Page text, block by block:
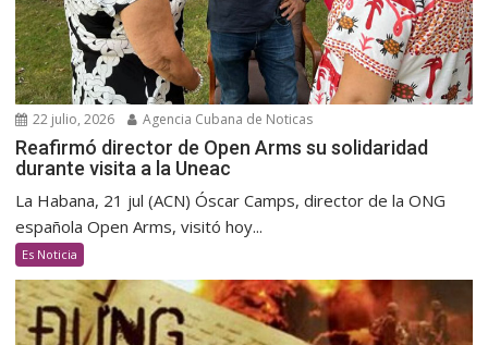
22 julio, 2026 Agencia Cubana de Noticas
Reafirmó director de Open Arms su solidaridad
durante visita a la Uneac
La Habana, 21 jul (ACN) Óscar Camps, director de la ONG
española Open Arms, visitó hoy...
Es Noticia